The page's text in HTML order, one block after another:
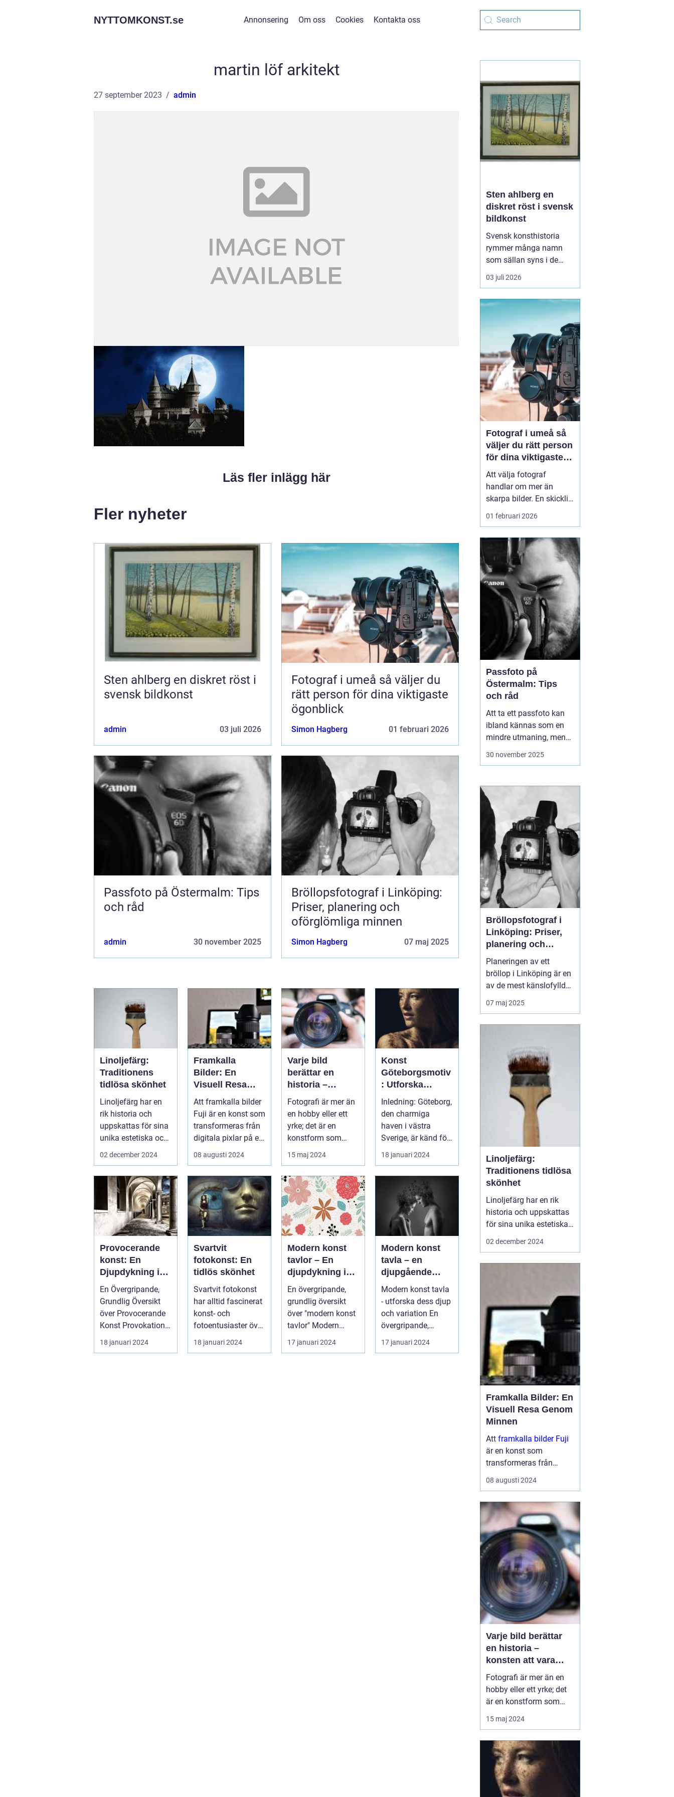
NYTTOMKONST.se Annonsering Om oss Cookies Kontakta oss
martin löf arkitekt
27 september 2023 admin
Läs fler inlägg här
Fler nyheter
Sten ahlberg en diskret röst i
svensk bildkonst
admin 03 juli 2026
Fotograf i umeå så väljer du
rätt person för dina viktigaste
ögonblick
Simon Hagberg 01 februari 2026
Passfoto på Östermalm: Tips
och råd
admin 30 november 2025
Bröllopsfotograf i Linköping:
Priser, planering och
oförglömliga minnen
Simon Hagberg 07 maj 2025
Linoljefärg:
Traditionens
tidlösa skönhet
Linoljefärg har en
rik historia och
uppskattas för sina
unika estetiska och
funktionella e...
02 december 2024
Framkalla
Bilder: En
Visuell Resa
Genom Minnen
Att framkalla bilder
Fuji är en konst som
transformeras från
digitala pixlar på en
08 augusti 2024
Varje bild
berättar en
historia –
konsten att vara
fotograf
Fotografi är mer än
en hobby eller ett
yrke; det är en
konstform som
möjliggör för oss att
frysa ögo...
15 maj 2024
Konst
Göteborgsmotiv
: Utforska
Göteborgs
konstscen
genom motiv
och målningar
Inledning: Göteborg,
den charmiga
haven i västra
Sverige, är känd för
sin rika konstscen
och inspire...
18 januari 2024
Provocerande
konst: En
Djupdykning i
Kontrovers och
Skapande
En Övergripande,
Grundlig Översikt
över Provocerande
Konst Provokation
är en central del av
konsten...
18 januari 2024
Svartvit
fotokonst: En
tidlös skönhet
Svartvit fotokonst
har alltid fascinerat
konst- och
fotoentusiaster över
hela världen. Denna
form av...
18 januari 2024
Modern konst
tavlor – En
djupdykning i
konstvärlden
En övergripande,
grundlig översikt
över "modern konst
tavlor" Modern
konst har alltid varit
en dyna...
17 januari 2024
Modern konst
tavla – en
djupgående
analys av denna
konstform
Modern konst tavla
- utforska dess djup
och variation En
övergripande,
grundlig översikt
över "mod...
17 januari 2024
Sten ahlberg en
diskret röst i svensk
bildkonst
Svensk konsthistoria
rymmer många namn
som sällan syns i de
stora rubrikerna, men
som ändå har en
samlarnas och
galleristernas värld.
hör till den
kretsen. Han är en av de
konstnä...
03 juli 2026
Fotograf i umeå så
väljer du rätt person
för dina viktigaste
ögonblick
Att välja fotograf
handlar om mer än
skarpa bilder. En skicklig
fotograf fångar
alla de små detaljerna
som annars lätt
försvinner. För många i
och runt Umeå har
fotografering blivit ett
sätt att både beva...
01 februari 2026
Passfoto på
Östermalm: Tips
och råd
Att ta ett passfoto kan
ibland kännas som en
mindre utmaning, men
med rätt vägledning kan
Östermalm finns det
flera ställen där man kan
fixa passfoto. Denna
arti...
30 november 2025
Bröllopsfotograf i
Linköping: Priser,
planering och
oförglömliga
minnen
Planeringen av ett
bröllop i Linköping är en
av de mest känslofyllda
och detaljerade
perioderna i livet. Från
säkerställa att gäster...
07 maj 2025
Linoljefärg:
Traditionens tidlösa
skönhet
Linoljefärg har en rik
historia och uppskattas
för sina unika estetiska
och funktionella
hållbart och miljövänligt
alternativ till...
02 december 2024
Framkalla Bilder: En
Visuell Resa Genom
Minnen
Att framkalla bilder Fuji
är en konst som
transformeras från
digitala pixlar på en
skärm till fysiska
Det är en process s...
08 augusti 2024
Varje bild berättar
en historia –
konsten att vara
fotograf
Fotografi är mer än en
hobby eller ett yrke; det
är en konstform som
möjliggör för oss att
frysa ögonblick och
och händelser på ett sätt
som inget annat
medium kan. En skicklig
fotograf har förmågan
15 maj 2024